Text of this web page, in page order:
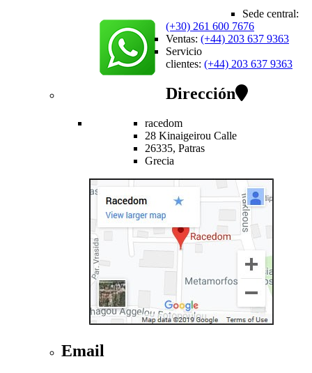
Sede central:
(+30) 261 600 7676
Ventas: (+44) 203 637 9363
Servicio
clientes: (+44) 203 637 9363
Dirección
racedom
28 Kinaigeirou Calle
26335, Patras
Grecia
Email